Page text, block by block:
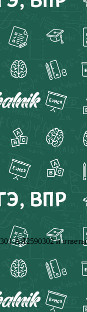
АЯ2590302 и ответы